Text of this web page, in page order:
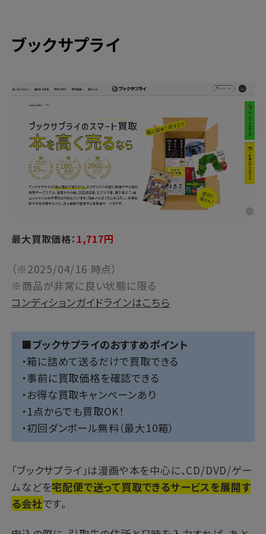
ブックサプライ
最大買取価格： 1,717円
（※2025/04/16 時点）
※商品が非常に良い状態に限る
コンディションガイドラインはこちら
■ブックサプライのおすすめポイント
・箱に詰めて送るだけで買取できる
・事前に買取価格を確認できる
・お得な買取キャンペーンあり
・1点からでも買取OK！
・初回ダンボール無料（最大10箱）
「ブックサプライ」は漫画や本を中心に、CD/DVD/ゲー
ムなどを宅配便で送って買取できるサービスを展開す
る会社です。